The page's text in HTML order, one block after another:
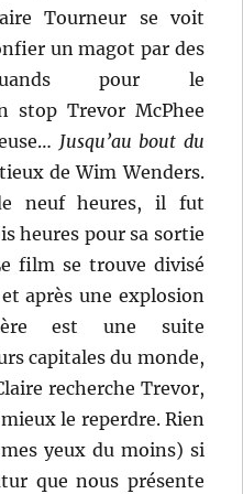
Tourneur se voit
un magot par des
pour le
stop Trevor McPhee
Jusqu’au bout du
de Wim Wenders.
neuf heures, il fut
heures pour sa sortie
film se trouve divisé
après une explosion
est une suite
capitales du monde,
recherche Trevor,
le reperdre. Rien
yeux du moins) si
que nous présente